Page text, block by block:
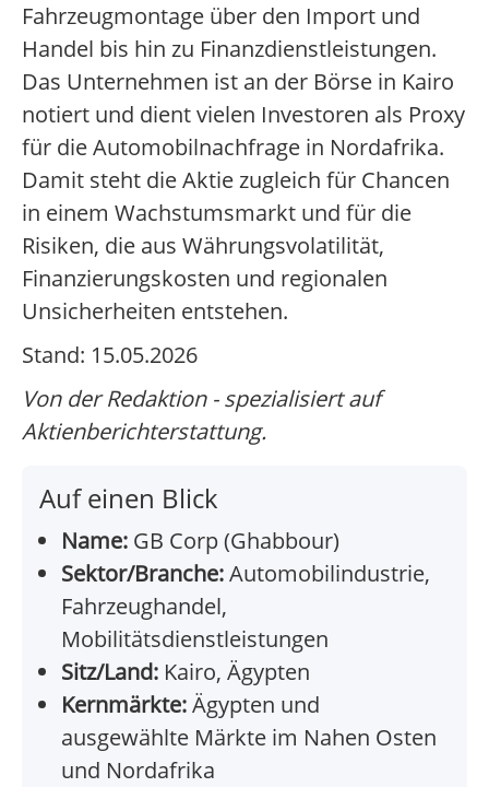
Fahrzeugmontage über den Import und
Handel bis hin zu Finanzdienstleistungen.
Das Unternehmen ist an der Börse in Kairo
notiert und dient vielen Investoren als Proxy
für die Automobilnachfrage in Nordafrika.
Damit steht die Aktie zugleich für Chancen
in einem Wachstumsmarkt und für die
Risiken, die aus Währungsvolatilität,
Finanzierungskosten und regionalen
Unsicherheiten entstehen.
Stand: 15.05.2026
Von der Redaktion - spezialisiert auf
Aktienberichterstattung.
Auf einen Blick
Name: GB Corp (Ghabbour)
Sektor/Branche:Automobilindustrie,
Fahrzeughandel,
Mobilitätsdienstleistungen
Sitz/Land: Kairo, Ägypten
Kernmärkte:Ägypten und
ausgewählte Märkte im Nahen Osten
und Nordafrika